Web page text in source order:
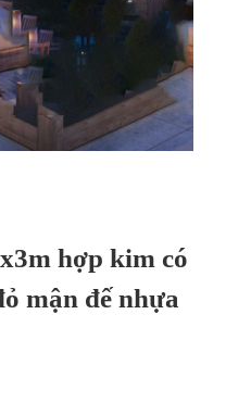
hợp kim có
mận đế nhựa